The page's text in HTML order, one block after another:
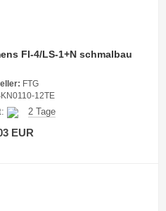
FI-4/LS-1+N schmalbau
FTG
12TE
2 Tage
EUR